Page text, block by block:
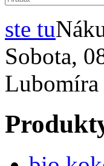
ste tu
Sobota,
Lubomíra